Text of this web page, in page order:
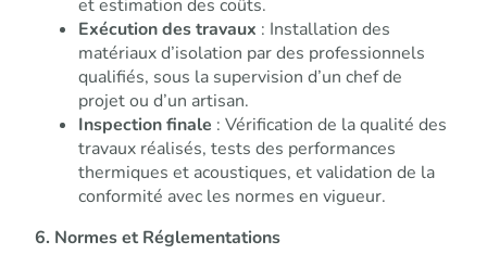
et estimation des coûts.
Exécution des travaux : Installation des
matériaux d’isolation par des professionnels
qualifiés, sous la supervision d’un chef de
projet ou d’un artisan.
Inspection finale : Vérification de la qualité des
travaux réalisés, tests des performances
thermiques et acoustiques, et validation de la
conformité avec les normes en vigueur.
6. Normes et Réglementations